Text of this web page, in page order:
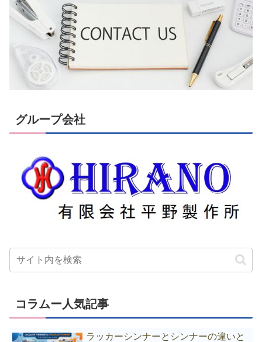
グループ会社
コラムー人気記事
ラッカーシンナーとシンナーの違いと